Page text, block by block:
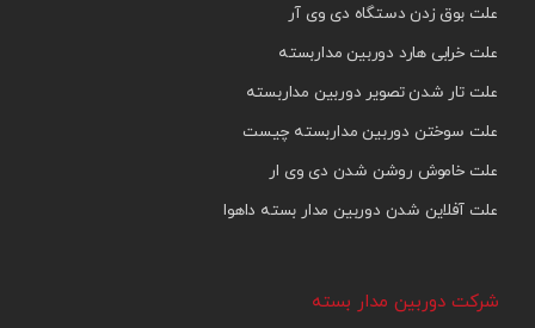
علت بوق زدن دستگاه دی وی آر
علت خرابی هارد دوربین مداربسته
علت تار شدن تصویر دوربین مداربسته
علت سوختن دوربین مداربسته چیست
علت خاموش روشن شدن دی وی ار
علت آفلاین شدن دوربین مدار بسته داهوا
شرکت دوربین مدار بسته